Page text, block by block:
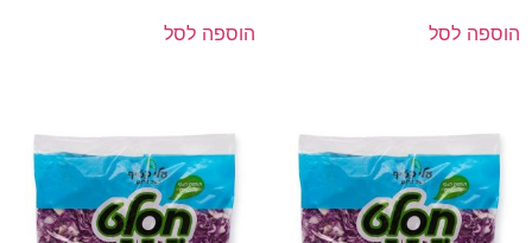
הוספה לסל הוספה לסל